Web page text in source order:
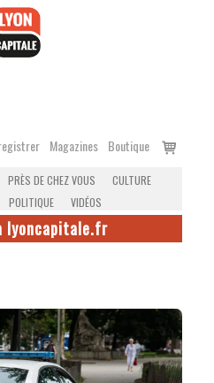
Magazines Boutique
Voir
PRÈS DE CHEZ VOUS
CULTURE
POLITIQUE VIDÉOS
lyoncapitale.fr